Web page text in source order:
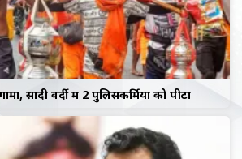
सादी वर्दी में 2 पुलिसकर्मियों को पीटा